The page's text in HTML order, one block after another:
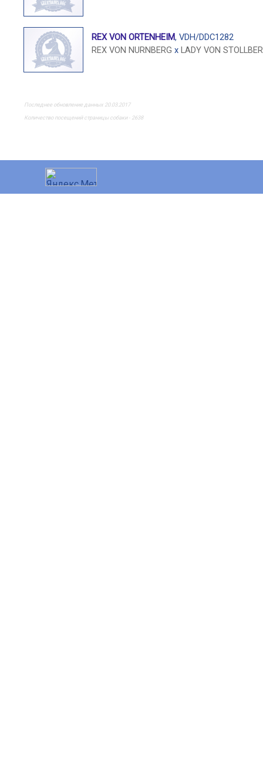
REX VON ORTENHEIM, VDH/DDC1282
REX VON NURNBERG x LADY VON
Последнее обновление данных 20.03.2017
Количество посещений страницы собаки - 2638